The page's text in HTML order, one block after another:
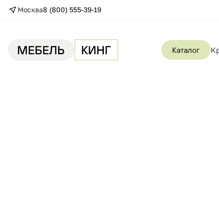
Москва8 (800) 555-39-19
Каталог